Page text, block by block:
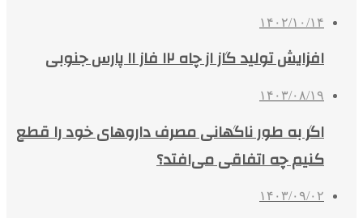
۱۴۰۲/۱۰/۱۴
افزایش تولید گاز از چاه ۱۲ فاز ۱۱ پارس جنوبی
۱۴۰۳/۰۸/۱۹
اگر به طور ناگهانی مصرف داروهای خود را قطع
کنیم چه اتفاقی می‌افتد؟
۱۴۰۳/۰۹/۰۲